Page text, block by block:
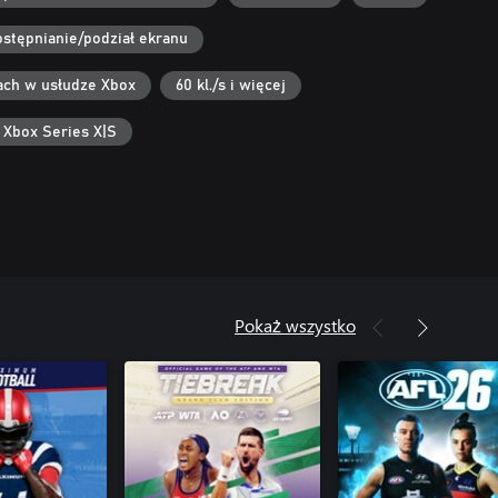
podział ekranu
w usłudze Xbox 60 kl./s i więcej
Series X|S
Pokaż wszystko